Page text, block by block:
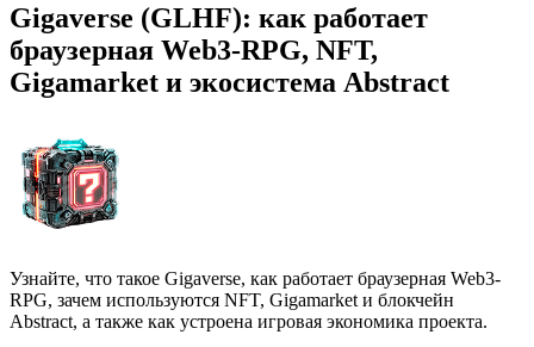
Gigaverse (GLHF): как работает
браузерная Web3-RPG, NFT,
Gigamarket и экосистема Abstract
Узнайте, что такое Gigaverse, как работает браузерная Web3-
RPG, зачем используются NFT, Gigamarket и блокчейн
Abstract, а также как устроена игровая экономика проекта.